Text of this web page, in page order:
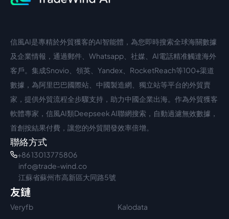
中文入口
信風AI是專精於外貿獲客的AI智能體，為您即時搜索全球海關數據
及企業情報，通過郵件、Whatsapp、社媒、AI電話精准觸達海外
客戶。集成Snovio、領英、Yandex、RocketReach等100+渠道
數據，為阿里巴巴國際站、中國製造網、獨立站等平台的外貿賣
家，提供外貿流程全步驟支持，助力中國企業出海。作為外貿獲客
軟體專家，信風AI類Deepseek AI聯網搜索，自動過濾無效數據，
首創按結果付費，讓您的外貿開發效率倍增。
聯絡方式
+86 13013775806
info@trade-wind.co
江蘇省蘇州市高新區大同路5號
友鏈
Veryfb
Kalodata